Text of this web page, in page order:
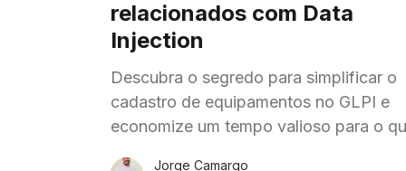
relacionados com Data
Injection
Descubra o segredo para simplificar o
cadastro de equipamentos no GLPI e
economize um tempo valioso para o
Jorge Camargo